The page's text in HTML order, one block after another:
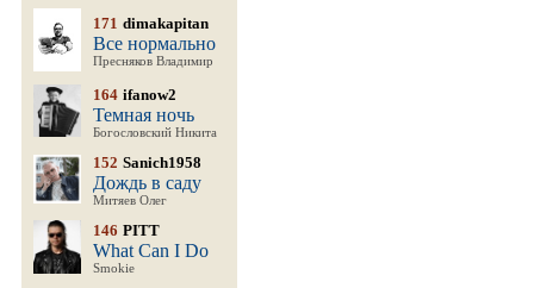
171 dimakapitan
Все нормально
Пресняков Владимир
164 ifanow2
Темная ночь
Богословский Никита
152 Sanich1958
Дождь в саду
Митяев Олег
146 PITT
What Can I Do
Smokie